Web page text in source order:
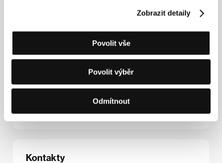
Zobrazit detaily
Povolit vše
Povolit výběr
Odmítnout
. Vybraná filmografie:
én XX. századom, 1989),Šimon kouzelník(Simon
Miloval jsem svou ženu(A feleségem története
2021),Tichá přítelkyně(Stille Freundin, 2025).
Kontakty